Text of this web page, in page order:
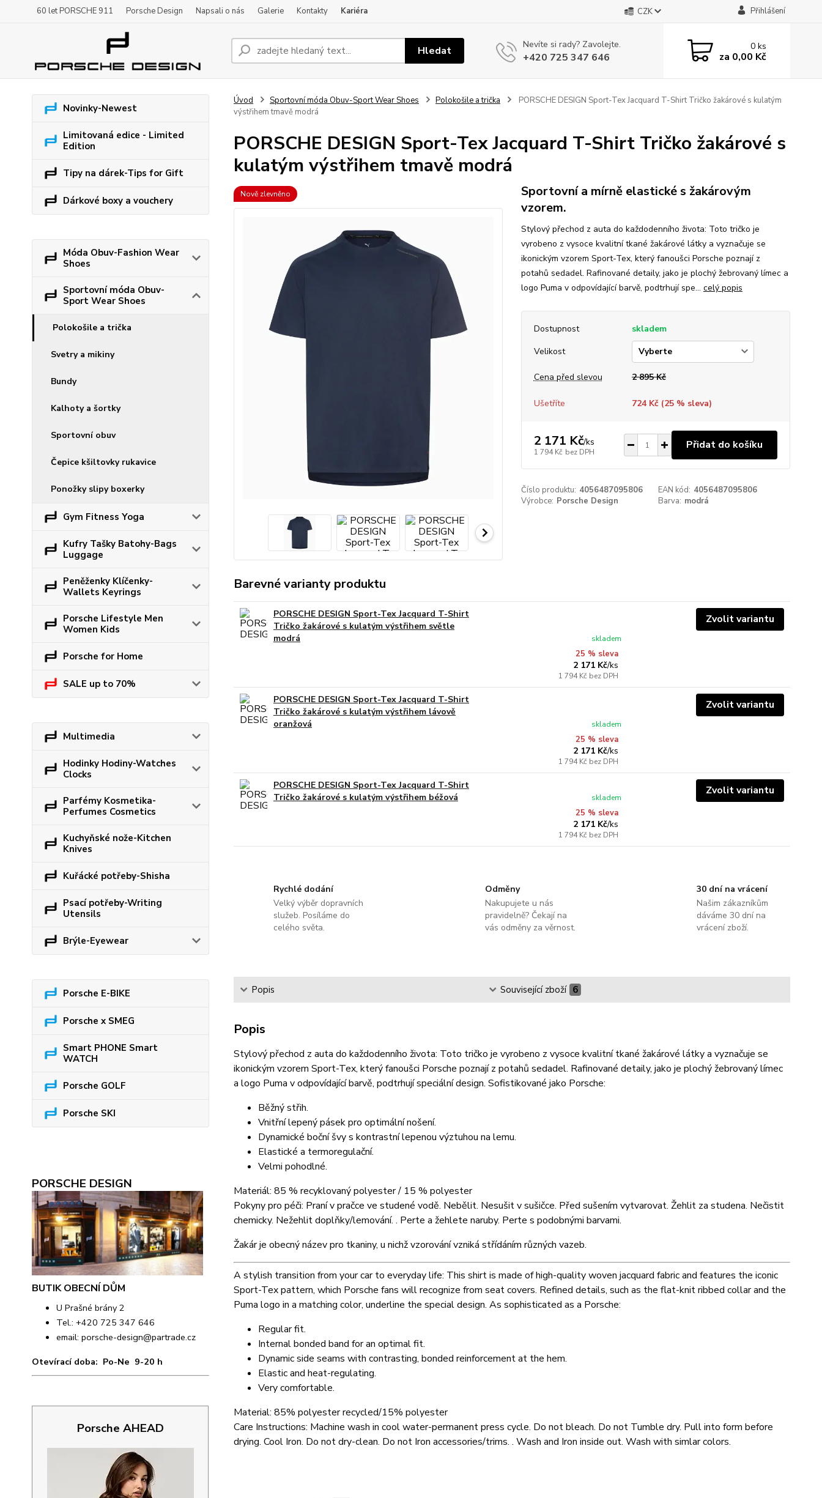
60 let PORSCHE 911 Porsche Design Napsali o nás Galerie Kontakty Kariéra CZK Přihlášení
Hledat Nevíte si rady? Zavolejte.
+420 725 347 646
0ks
za 0,00 Kč
Novinky-Newest
Limitovaná edice - Limited
Edition
Tipy na dárek-Tips for Gift
Dárkové boxy a vouchery
Móda Obuv-Fashion Wear
Shoes
Sportovní móda Obuv-
Sport Wear Shoes
Polokošile a trička
Svetry a mikiny
Bundy
Kalhoty a šortky
Sportovní obuv
Čepice kšiltovky rukavice
Ponožky slipy boxerky
Gym Fitness Yoga
Kufry Tašky Batohy-Bags
Luggage
Peněženky Klíčenky-
Wallets Keyrings
Porsche Lifestyle Men
Women Kids
Porsche for Home
SALE up to 70%
Multimedia
Hodinky Hodiny-Watches
Clocks
Parfémy Kosmetika-
Perfumes Cosmetics
Kuchyňské nože-Kitchen
Knives
Kuřácké potřeby-Shisha
Psací potřeby-Writing
Utensils
Brýle-Eyewear
Porsche E-BIKE
Porsche x SMEG
Smart PHONE Smart
WATCH
Porsche GOLF
Porsche SKI
PORSCHE DESIGN
BUTIK OBECNÍ DŮM
U Prašné brány 2
Tel.: +420 725 347 646
email: porsche-design@partrade.cz
Otevírací doba: Po-Ne 9-20 h
Porsche AHEAD
Úvod Sportovní móda Obuv-Sport Wear Shoes Polokošile a trička
PORSCHE DESIGN Sport-Tex Jacquard T-Shirt Tričko žakárové s kulatým
výstřihem tmavě modrá
PORSCHE DESIGN Sport-Tex Jacquard T-Shirt Tričko žakárové s
kulatým výstřihem tmavě modrá
Nově zlevněno
Sportovní a mírně elastické s žakárovým
vzorem.
Stylový přechod z auta do každodenního života: Toto tričko je
vyrobeno z vysoce kvalitní tkané žakárové látky a vyznačuje se
ikonickým vzorem Sport-Tex, který fanoušci Porsche poznají z
potahů sedadel. Rafinované detaily, jako je plochý žebrovaný límec a
logo Puma v odpovídající barvě, podtrhují spe... celý popis
Dostupnost
skladem
Velikost
Cena před slevou 2 895 Kč
Ušetříte 724 Kč (25% sleva)
2 171 Kč/ks
1 794 Kč bez DPH
Přidat do košíku
Číslo produktu: 4056487095806 EAN kód: 4056487095806
Výrobce: Porsche Design Barva: modrá
Barevné varianty produktu
PORSCHE DESIGN Sport-Tex Jacquard T-Shirt
Tričko žakárové s kulatým výstřihem světle
modrá
25 % sleva
2 171 Kč/ks
1 794 Kč bez DPH
skladem
Zvolit variantu
PORSCHE DESIGN Sport-Tex Jacquard T-Shirt
Tričko žakárové s kulatým výstřihem lávově
oranžová
25 % sleva
2 171 Kč/ks
1 794 Kč bez DPH
skladem
Zvolit variantu
PORSCHE DESIGN Sport-Tex Jacquard T-Shirt
Tričko žakárové s kulatým výstřihem béžová
25 % sleva
2 171 Kč/ks
1 794 Kč bez DPH
skladem
Zvolit variantu
Rychlé dodání
Velký výběr dopravních
služeb. Posíláme do
celého světa.
Odměny
Nakupujete u nás
pravidelně? Čekají na
vás odměny za věrnost.
30 dní na vrácení
Našim zákazníkům
dáváme 30 dní na
vrácení zboží.
Popis Související zboží 6
Popis
Stylový přechod z auta do každodenního života: Toto tričko je vyrobeno z vysoce kvalitní tkané žakárové látky a vyznačuje se
ikonickým vzorem Sport-Tex, který fanoušci Porsche poznají z potahů sedadel. Rafinované detaily, jako je plochý žebrovaný límec
a logo Puma v odpovídající barvě, podtrhují speciální design. Sofistikované jako Porsche:
Běžný střih.
Vnitřní lepený pásek pro optimální nošení.
Dynamické boční švy s kontrastní lepenou výztuhou na lemu.
Elastické a termoregulační.
Velmi pohodlné.
Materiál: 85 % recyklovaný polyester / 15 % polyester
Pokyny pro péči: Praní v pračce ve studené vodě. Nebělit. Nesušit v sušičce. Před sušením vytvarovat. Žehlit za studena. Nečistit
chemicky. Nežehlit doplňky/lemování. . Perte a žehlete naruby. Perte s podobnými barvami.
Žakár je obecný název pro tkaniny, u nichž vzorování vzniká střídáním různých vazeb.
A stylish transition from your car to everyday life: This shirt is made of high-quality woven jacquard fabric and features the iconic
Sport-Tex pattern, which Porsche fans will recognize from seat covers. Refined details, such as the flat-knit ribbed collar and the
Puma logo in a matching color, underline the special design. As sophisticated as a Porsche:
Regular fit.
Internal bonded band for an optimal fit.
Dynamic side seams with contrasting, bonded reinforcement at the hem.
Elastic and heat-regulating.
Very comfortable.
Material: 85% polyester recycled/15% polyester
Care Instructions: Machine wash in cool water-permanent press cycle. Do not bleach. Do not Tumble dry. Pull into form before
drying. Cool Iron. Do not dry-clean. Do not Iron accessories/trims. . Wash and Iron inside out. Wash with simlar colors.